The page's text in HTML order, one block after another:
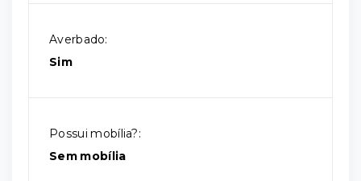
Averbado:
Sim
Possui mobília?:
Sem mobília